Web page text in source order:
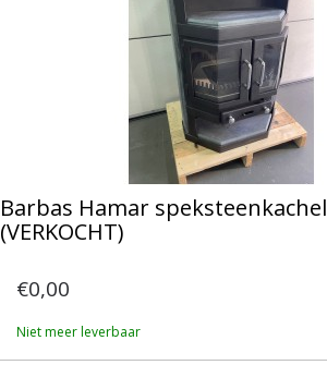
Barbas Hamar speksteenkachel
(VERKOCHT)
€0,00
Niet meer leverbaar